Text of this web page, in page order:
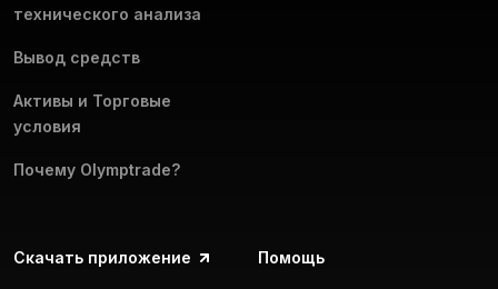
технического анализа
Вывод средств
Активы и Торговые
условия
Почему Olymptrade?
Скачать приложение Помощь